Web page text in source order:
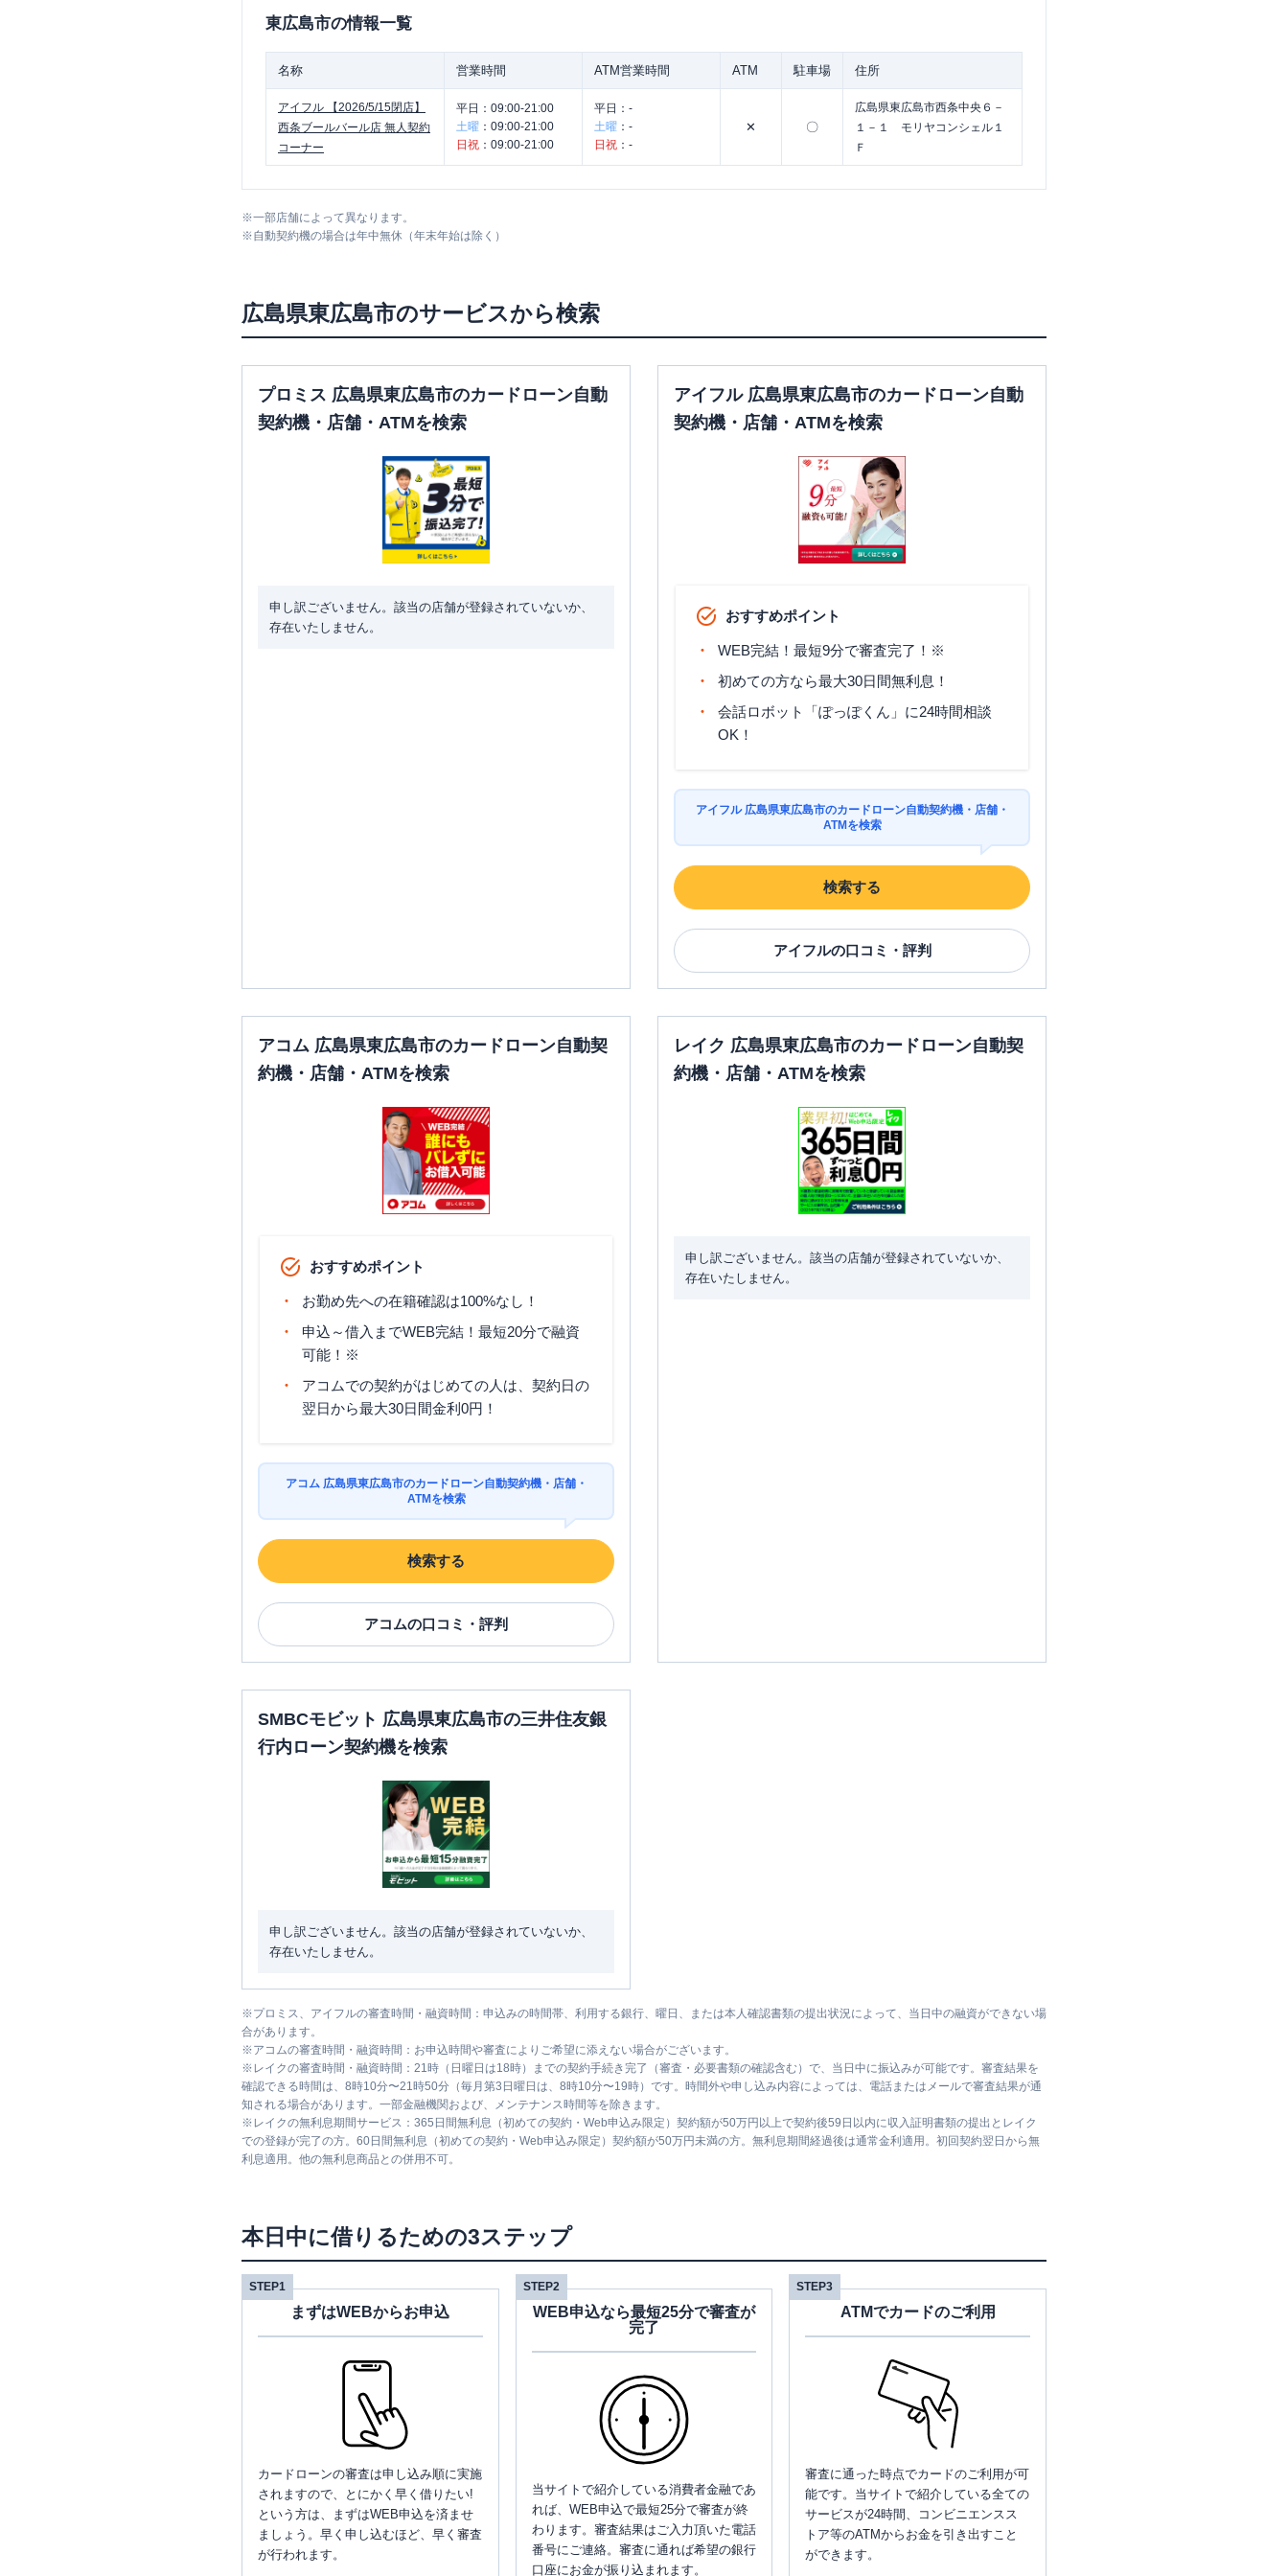
東広島市の情報一覧
名称 営業時間 ATM営業時間 ATM 駐車場 住所
アイフル
【2026/5/15閉店】
西条ブールバール店 無人契約
コーナー
平日： 09:00-21:00
土曜 ： 09:00-21:00
日祝 ： 09:00-21:00
平日： -
土曜 ： -
日祝 ： -
✕ 〇
広島県東広島市西条中央６－
１－１ モリヤコンシェル１
Ｆ
※一部店舗によって異なります。
※自動契約機の場合は年中無休（年末年始は除く）
広島県東広島市のサービスから検索
プロミス 広島県東広島市のカードローン自動
契約機・店舗・ATMを検索
申し訳ございません。該当の店舗が登録されていないか、
存在いたしません。
アイフル 広島県東広島市のカードローン自動
契約機・店舗・ATMを検索
おすすめポイント
WEB完結！最短9分で審査完了！※
初めての方なら最大30日間無利息！
会話ロボット「ぽっぽくん」に24時間相談
OK！
アイフル 広島県東広島市のカードローン自動契約機・店舗・
ATMを検索
検索する
アイフルの口コミ・評判
アコム 広島県東広島市のカードローン自動契
約機・店舗・ATMを検索
おすすめポイント
お勤め先への在籍確認は100%なし！
申込～借入までWEB完結！最短20分で融資
可能！※
アコムでの契約がはじめての人は、契約日の
翌日から最大30日間金利0円！
アコム 広島県東広島市のカードローン自動契約機・店舗・
ATMを検索
検索する
アコムの口コミ・評判
レイク 広島県東広島市のカードローン自動契
約機・店舗・ATMを検索
申し訳ございません。該当の店舗が登録されていないか、
存在いたしません。
SMBCモビット 広島県東広島市の三井住友銀
行内ローン契約機を検索
申し訳ございません。該当の店舗が登録されていないか、
存在いたしません。
※プロミス、アイフルの審査時間・融資時間：申込みの時間帯、利用する銀行、曜日、または本人確認書類の提出状況によって、当日中の融資ができない場
合があります。
※アコムの審査時間・融資時間：お申込時間や審査によりご希望に添えない場合がございます。
※ レイクの審査時間・融資時間：21時（日曜日は18時）までの契約手続き完了（審査・必要書類の確認含む）で、当日中に振込みが可能です。審査結果を
確認できる時間は、8時10分〜21時50分（毎月第3日曜日は、8時10分〜19時）です。時間外や申し込み内容によっては、電話またはメールで審査結果が通
知される場合があります。一部金融機関および、メンテナンス時間等を除きます。
※ レイクの無利息期間サービス：365日間無利息（初めての契約・Web申込み限定）契約額が50万円以上で契約後59日以内に収入証明書類の提出とレイク
での登録が完了の方。60日間無利息（初めての契約・Web申込み限定）契約額が50万円未満の方。無利息期間経過後は通常金利適用。初回契約翌日から無
利息適用。他の無利息商品との併用不可。
本日中に借りるための3ステップ
STEP1
まずはWEBからお申込
カードローンの審査は申し込み順に実施
されますので、とにかく早く借りたい!
という方は、まずはWEB申込を済ませ
ましょう。早く申し込むほど、早く審査
が行われます。
STEP2
WEB申込なら最短25分で審査が
完了
当サイトで紹介している消費者金融であ
れば、WEB申込で最短25分で審査が終
わります。審査結果はご入力頂いた電話
番号にご連絡。審査に通れば希望の銀行
口座にお金が振り込まれます。
STEP3
ATMでカードのご利用
審査に通った時点でカードのご利用が可
能です。当サイトで紹介している全ての
サービスが24時間、コンビニエンスス
トア等のATMからお金を引き出すこと
ができます。